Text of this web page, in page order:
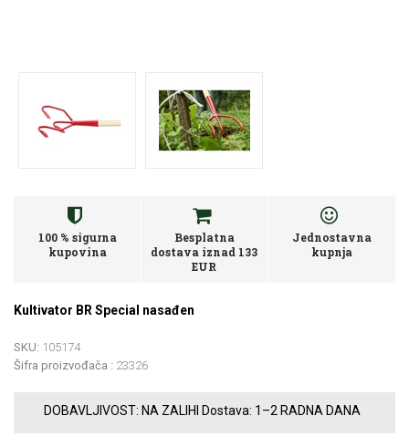
100 % sigurna
kupovina
Besplatna
dostava iznad 133
EUR
Jednostavna
kupnja
Kultivator BR Special nasađen
SKU: 105174
Šifra proizvođača : 23326
DOBAVLJIVOST: NA ZALIHI Dostava: 1–2 RADNA DANA